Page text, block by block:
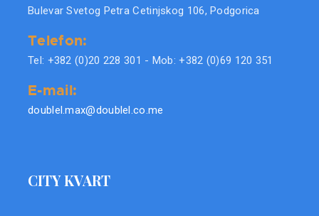
Bulevar Svetog Petra Cetinjskog 106, Podgorica
Telefon:
Tel: +382 (0)20 228 301 - Mob: +382 (0)69 120 351
E-mail:
doublel.max@doublel.co.me
CITY KVART